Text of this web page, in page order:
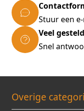
Stuur een
Veel
Snel
Overige